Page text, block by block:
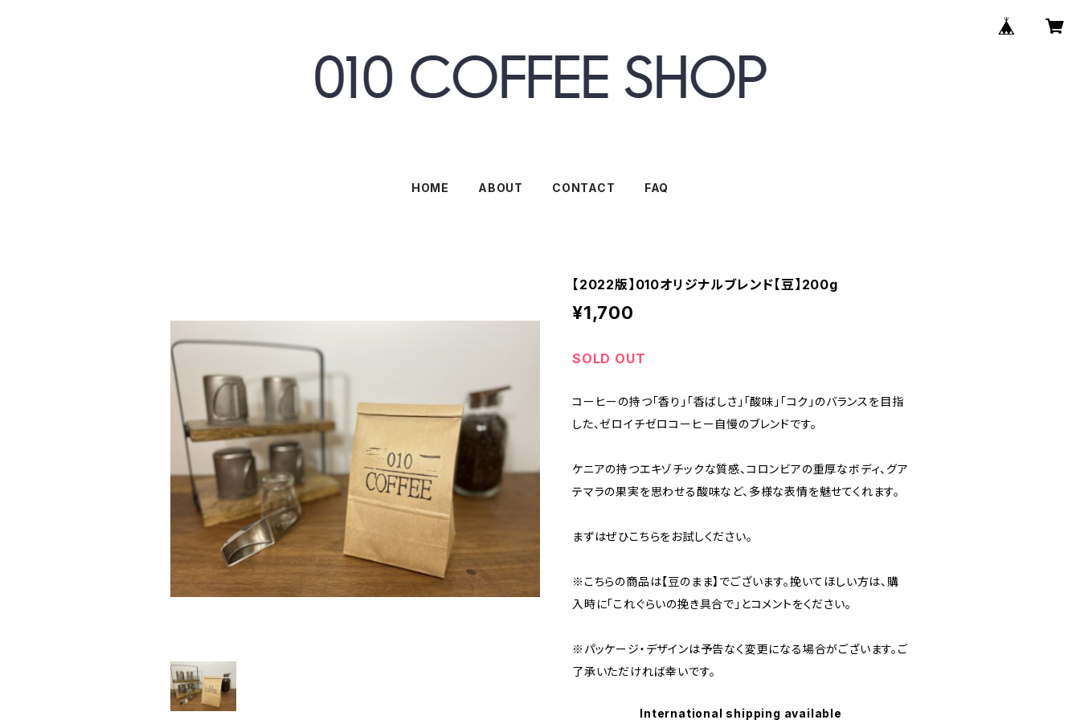
HOME ABOUT CONTACT FAQ
【2022版】010オリジナルブレンド【豆】200g
¥1,700
SOLD OUT
コーヒーの持つ「香り」「香ばしさ」「酸味」「コク」のバランスを目指
した、ゼロイチゼロコーヒー自慢のブレンドです。
ケニアの持つエキゾチックな質感、コロンビアの重厚なボディ、グア
テマラの果実を思わせる酸味など、多様な表情を魅せてくれます。
まずはぜひこちらをお試しください。
※こちらの商品は【豆のまま】でございます。挽いてほしい方は、購
入時に「これぐらいの挽き具合で」とコメントをください。
※パッケージ・デザインは予告なく変更になる場合がございます。ご
了承いただければ幸いです。
International shipping available